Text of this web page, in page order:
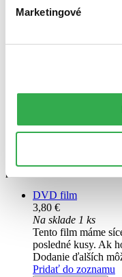
Marketingové
ďalší
Nejslavnější americký
poznává krásy města a
DVD film
3,80 €
Na sklade 1 ks
Tento film máme
posledné kusy. Ak
Dodanie ďalších
Pridať do zoznamu